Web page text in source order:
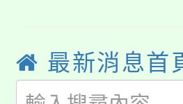
徵才活動。
YOUNG桃
局官網。
8月14至27
最新消息首